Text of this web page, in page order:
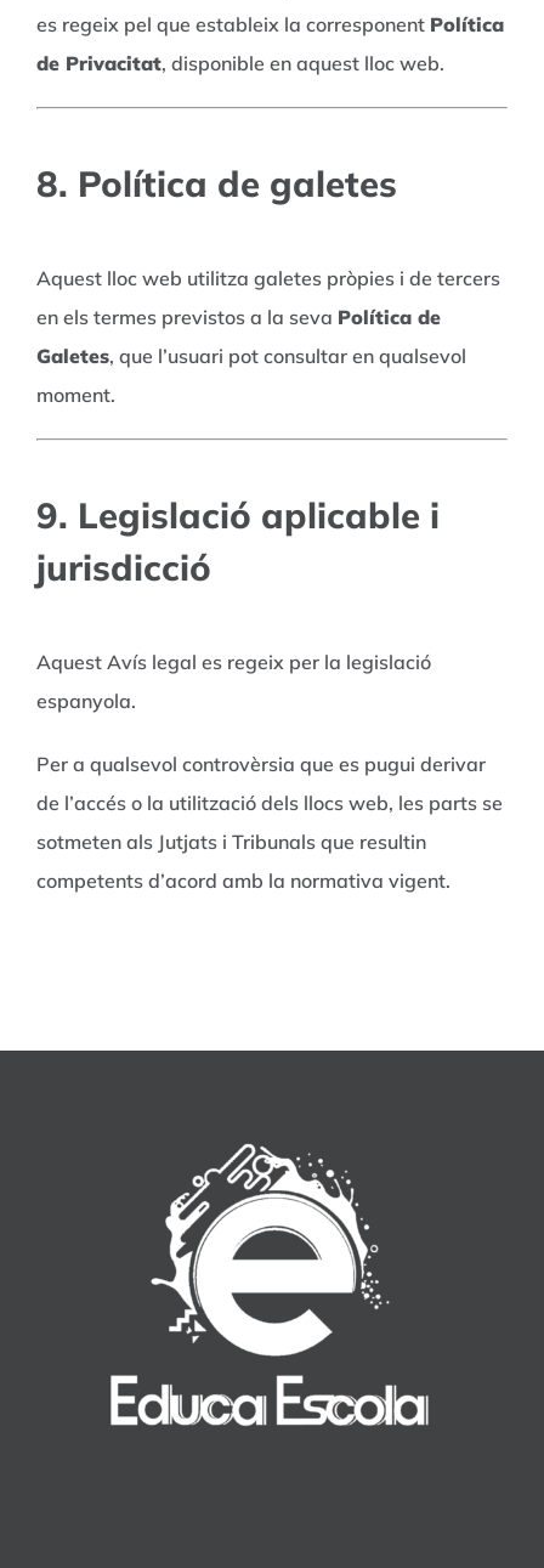
es regeix pel que estableix la corresponent Política
de Privacitat, disponible en aquest lloc web.
8. Política de galetes
Aquest lloc web utilitza galetes pròpies i de tercers
en els termes previstos a la seva Política de
Galetes, que l’usuari pot consultar en qualsevol
moment.
9. Legislació aplicable i
jurisdicció
Aquest Avís legal es regeix per la legislació
espanyola.
Per a qualsevol controvèrsia que es pugui derivar
de l’accés o la utilització dels llocs web, les parts se
sotmeten als Jutjats i Tribunals que resultin
competents d’acord amb la normativa vigent.